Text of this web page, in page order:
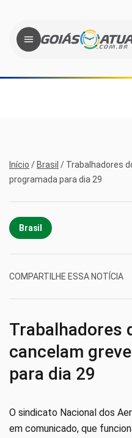
Início / Brasil / Trabalhadores
programada para dia 29
Brasil
COMPARTILHE ESSA NOTÍCIA
Trabalhadores
cancelam
para dia 29
O sindicato Nacional dos
em comunicado, que